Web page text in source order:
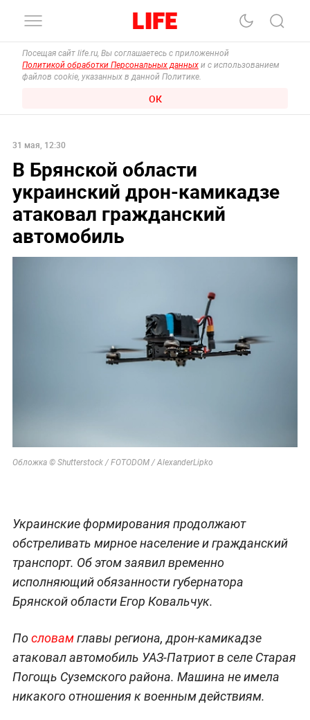
Посещая сайт life.ru, Вы соглашаетесь с приложенной
Политикой обработки Персональных данных и с использованием
файлов cookie, указанных в данной Политике.
ОК
31 мая, 12:30
В Брянской области
украинский дрон-камикадзе
атаковал гражданский
автомобиль
Обложка © Shutterstock / FOTODOM / AlexanderLipko
Украинские формирования продолжают
обстреливать мирное население и гражданский
транспорт. Об этом заявил временно
исполняющий обязанности губернатора
Брянской области Егор Ковальчук.
Пословамглавы региона, дрон-камикадзе
атаковал автомобиль УАЗ-Патриот в селе Старая
Погощь Суземского района. Машина не имела
никакого отношения к военным действиям.